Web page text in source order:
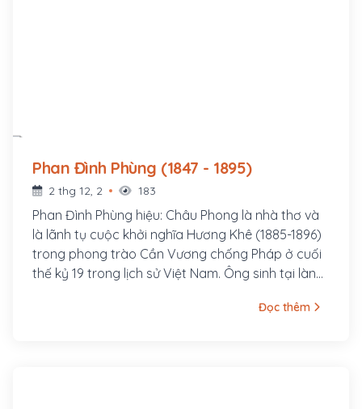
Phan Đình Phùng (1847 - 1895)
2 thg 12, 2 183
Phan Đình Phùng hiệu: Châu Phong là nhà thơ và
là lãnh tụ cuộc khởi nghĩa Hương Khê (1885-1896)
trong phong trào Cần Vương chống Pháp ở cuối
thế kỷ 19 trong lịch sử Việt Nam. Ông sinh tại làng
phủ Đức Thọ, tỉnh Hà Tĩnh (nay là xã Tùng Ảnh
Đọc thêm